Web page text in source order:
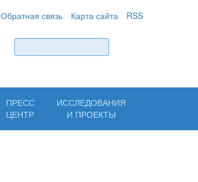
Обратная связь Карта сайта RSS
ПРЕСС
ЦЕНТР
ИССЛЕДОВАНИЯ
И ПРОЕКТЫ